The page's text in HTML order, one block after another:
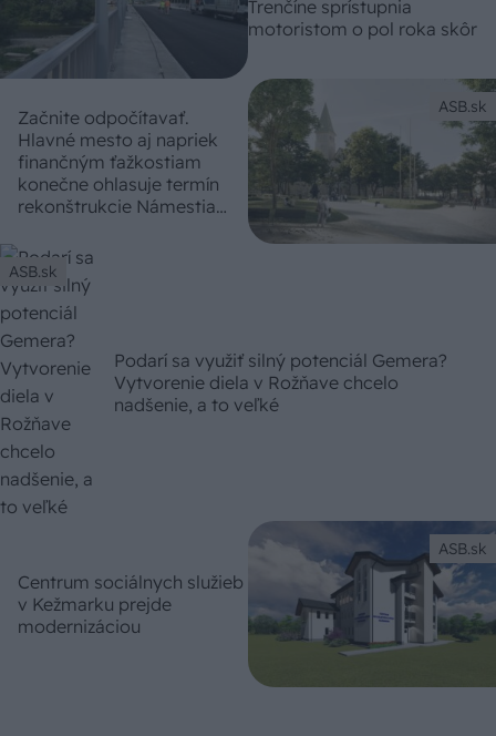
Trenčíne sprístupnia
motoristom o pol roka skôr
ASB.sk
Začnite odpočítavať.
Hlavné mesto aj napriek
finančným ťažkostiam
konečne ohlasuje termín
rekonštrukcie Námestia
ASB.sk
Podarí sa využiť silný potenciál Gemera?
Vytvorenie diela v Rožňave chcelo
nadšenie, a to veľké
ASB.sk
Centrum sociálnych služieb
v Kežmarku prejde
modernizáciou